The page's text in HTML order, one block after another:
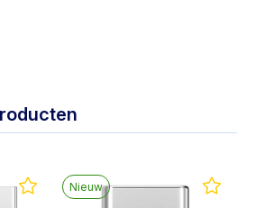
Nieuw